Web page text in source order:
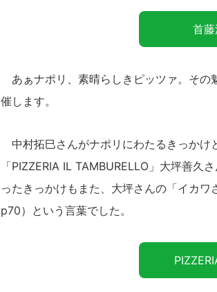
首
あぁナポリ、素晴らしきピッツァ。その
催します。
中村拓巳さんがナポリにわたるきっかけ
「PIZZERIA IL TAMBURELLO」大坪善久
ったきっかけもまた、大坪さんの「イカワ
p70）という言葉でした。